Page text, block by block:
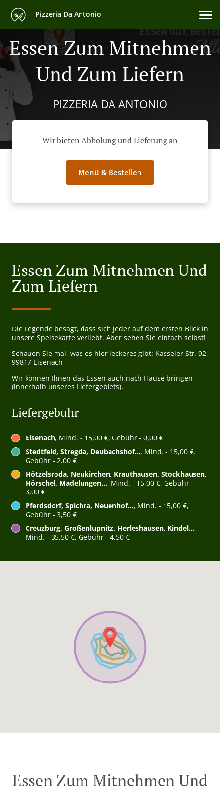
Pizzeria Da Antonio
Essen Zum Mitnehmen
Und Zum Liefern
PIZZERIA DA ANTONIO
Wir bieten Abholung und Lieferung an
Menü & Bestellen
Essen Zum Mitnehmen Und
Zum Liefern
Die Legende besagt, dass sich jeder auf dem ersten Blick in
unsere Speisekarte verliebt. Aber sehen Sie einfach selbst!
Schauen Sie mal, was es hier leckeres gibt: Kasseler Str. 92,
99817 Eisenach
Wir können Ihnen das Essen auch nach Hause bringen
(innerhalb unseres Liefergebiets).
Liefergebühr
Eisenach, Mind. - 15,00 €, Gebühr - 0,00 €
Stedtfeld, Stregda, Deubachshof..., Mind. - 15,00 €,
Gebühr - 2,00 €
Hötzelsroda, Neukirchen, Krauthausen, Stockhausen,
Hörschel, Madelungen..., Mind. - 15,00 €, Gebühr -
3,00 €
Pferdsdorf, Spichra, Neuenhof..., Mind. - 15,00 €,
Gebühr - 3,50 €
Creuzburg, Großenlupnitz, Herleshausen, Kindel...,
Mind. - 35,50 €, Gebühr - 4,50 €
Essen Zum Mitnehmen Und